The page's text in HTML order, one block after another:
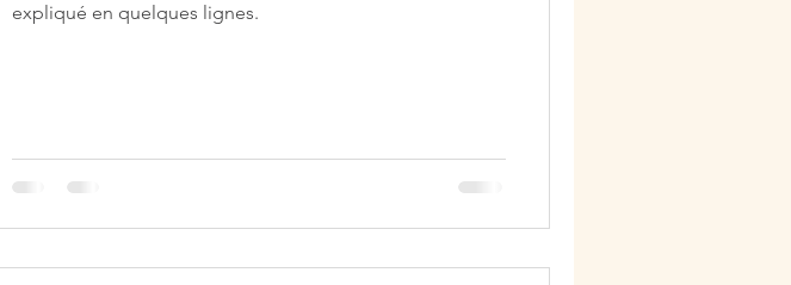
expliqué en quelques lignes.